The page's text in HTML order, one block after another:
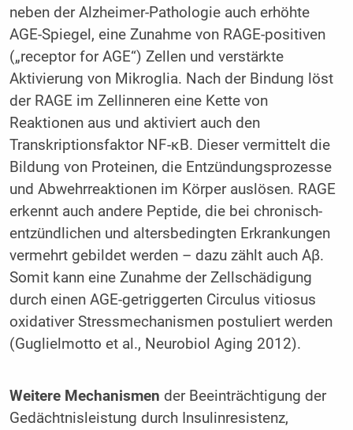
neben der Alzheimer-Pathologie auch erhöhte
AGE-Spiegel, eine Zunahme von RAGE-positiven
(„receptor for AGE“) Zellen und verstärkte
Aktivierung von Mikroglia. Nach der Bindung löst
der RAGE im Zellinneren eine Kette von
Reaktionen aus und aktiviert auch den
Transkriptionsfaktor NF-κB. Dieser vermittelt die
Bildung von Proteinen, die Entzündungsprozesse
und Abwehrreaktionen im Körper auslösen. RAGE
erkennt auch andere Peptide, die bei chronisch-
entzündlichen und altersbedingten Erkrankungen
vermehrt gebildet werden – dazu zählt auch Aβ.
Somit kann eine Zunahme der Zellschädigung
durch einen AGE-getriggerten Circulus vitiosus
oxidativer Stressmechanismen postuliert werden
(Guglielmotto et al., Neurobiol Aging 2012).
Weitere Mechanismen der Beeinträchtigung der
Gedächtnisleistung durch Insulinresistenz,